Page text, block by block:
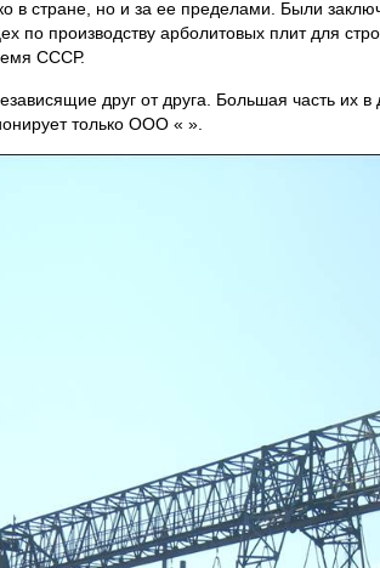
в стране, но и за ее пределами. Были
производству арболитовых плит для
СССР.
друг от друга. Большая часть их
только ООО « ».